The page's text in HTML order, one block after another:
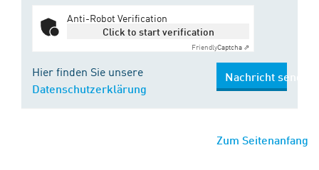
Anti-Robot Verification
Click to start verification
FriendlyCaptcha ⇗
Hier finden Sie unsere
Datenschutzerklärung
Nachricht senden
Zum Seitenanfang